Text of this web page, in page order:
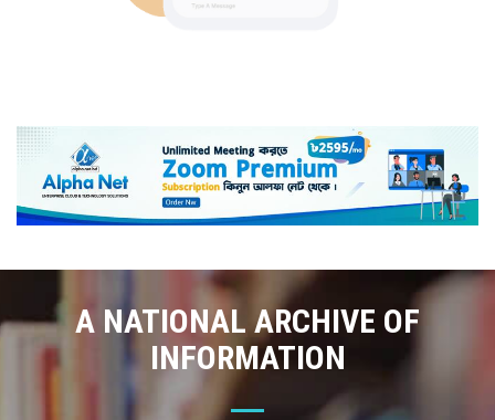
A NATIONAL ARCHIVE OF
INFORMATION